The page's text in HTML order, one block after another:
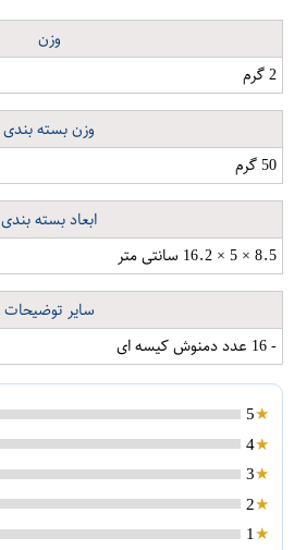
وزن
2 گرم
وزن بسته بندی
50 گرم
ابعاد بسته بندی
8.5 × 5 × 16.2 سانتی متر
سایر توضیحات
- 16 عدد دمنوش کیسه ای
5
4
3
2
1